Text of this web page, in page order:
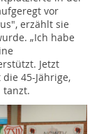
vor
erzählt sie
„Ich habe
Jetzt
45-Jährige,
tanzt.